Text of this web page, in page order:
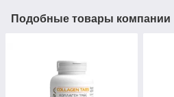
Подобные товары компании